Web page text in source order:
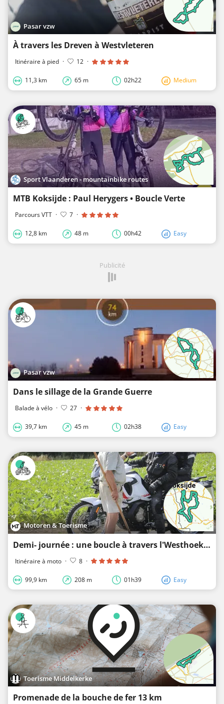
Pasar vzw
À travers les Dreven à Westvleteren
Itinéraire à pied · 12 ·
11,3 km 65 m 02h22 Medium
Sport Vlaanderen - mountainbike routes
MTB Koksijde : Paul Herygers • Boucle Verte
Parcours VTT · 7 ·
12,8 km 48 m 00h42 Easy
Publicité
Pasar vzw
Dans le sillage de la Grande Guerre
Balade à vélo · 27 ·
39,7 km 45 m 02h38 Easy
Motoren & Toerisme
Demi- journée : une boucle à travers l'Westhoek depuis Veurne
Itinéraire à moto · 8 ·
99,9 km 208 m 01h39 Easy
Toerisme Middelkerke
Promenade de la bouche de fer 13 km